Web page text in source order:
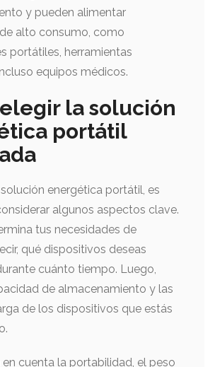
y pueden alimentar
alto consumo, como
portátiles, herramientas
equipos médicos.
la solución
portátil
energética portátil, es
algunos aspectos clave.
tus necesidades de
qué dispositivos deseas
cuánto tiempo. Luego,
de almacenamiento y las
de los dispositivos que estás
cuenta la portabilidad, el peso